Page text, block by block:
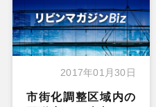
2017年01月30日
市街化調整区域内の